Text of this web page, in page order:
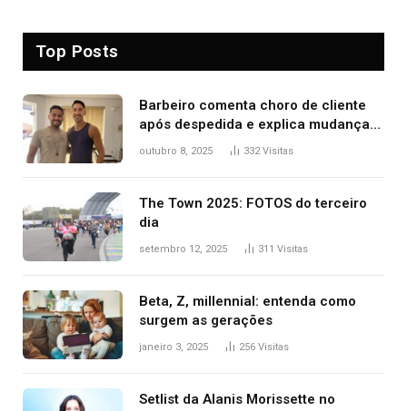
Top Posts
Barbeiro comenta choro de cliente
após despedida e explica mudança
para o TO: ‘Não esperava atingir
outubro 8, 2025 332Visitas
The Town 2025: FOTOS do terceiro
dia
setembro 12, 2025 311 Visitas
Beta, Z, millennial: entenda como
surgem as gerações
janeiro 3, 2025 256 Visitas
Setlist da Alanis Morissette no